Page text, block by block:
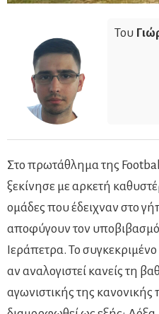
Του
Στο πρωτάθλημα της
ξεκίνησε με αρκετή
ομάδες που έδειχναν στο
αποφύγουν τον
Ιεράπετρα. Το
αν αναλογιστεί κανείς τη
αγωνιστικής της κανονικής